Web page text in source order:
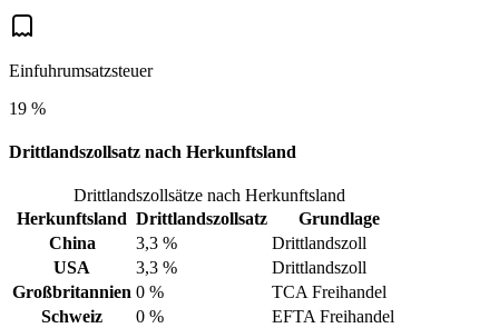
Einfuhrumsatzsteuer
19 %
Drittlandszollsatz nach Herkunftsland
Drittlandszollsätze nach Herkunftsland
Herkunftsland Drittlandszollsatz
Grundlage
China
3,3 %
Drittlandszoll
USA
3,3 %
Drittlandszoll
Großbritannien 0 %
TCA Freihandel
Schweiz
0 %
EFTA Freihandel